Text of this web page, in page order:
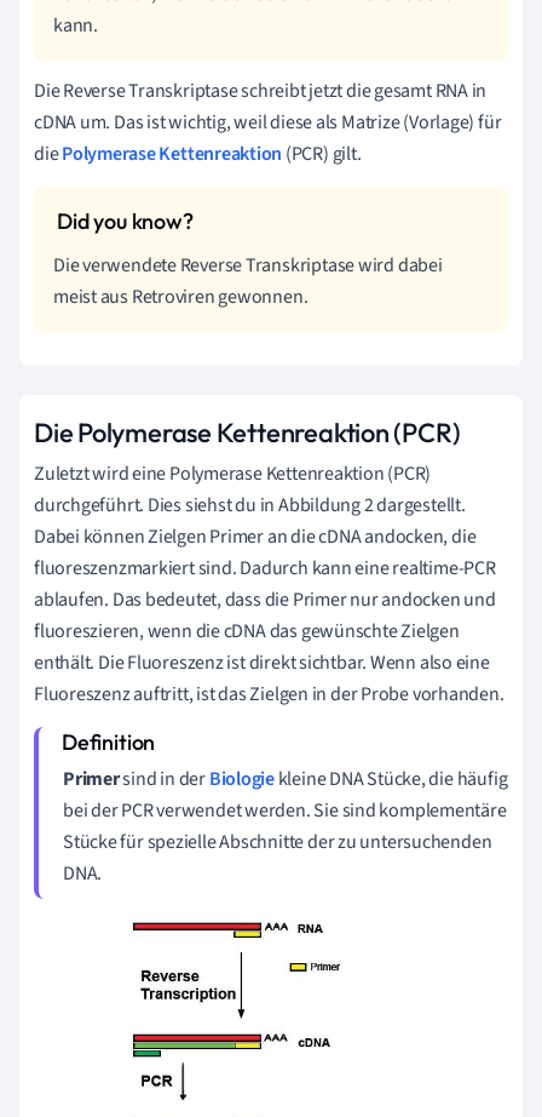
kann.
Die Reverse Transkriptase schreibt jetzt die gesamt RNA in
cDNA um. Das ist wichtig, weil diese als Matrize (Vorlage) für
diePolymerase Kettenreaktion (PCR) gilt.
Die verwendete Reverse Transkriptase wird dabei
meist aus Retroviren gewonnen.
Die Polymerase Kettenreaktion (PCR)
Zuletzt wird eine Polymerase Kettenreaktion (PCR)
durchgeführt. Dies siehst du in Abbildung 2 dargestellt.
Dabei können Zielgen Primer an die cDNA andocken, die
fluoreszenzmarkiert sind. Dadurch kann eine realtime-PCR
ablaufen. Das bedeutet, dass die Primer nur andocken und
fluoreszieren, wenn die cDNA das gewünschte Zielgen
enthält. Die Fluoreszenz ist direkt sichtbar. Wenn also eine
Fluoreszenz auftritt, ist das Zielgen in der Probe vorhanden.
Primersind in derBiologiekleine DNA Stücke, die häufig
bei der PCR verwendet werden. Sie sind komplementäre
Stücke für spezielle Abschnitte der zu untersuchenden
DNA.